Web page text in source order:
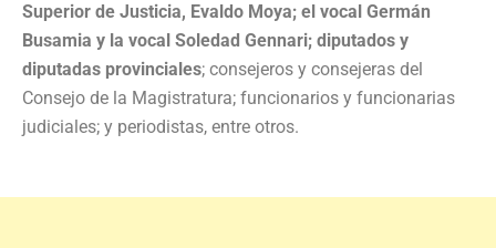
Superior de Justicia, Evaldo Moya; el vocal Germán
Busamia y la vocal Soledad Gennari; diputados y
diputadas provinciales; consejeros y consejeras del
Consejo de la Magistratura; funcionarios y funcionarias
judiciales; y periodistas, entre otros.